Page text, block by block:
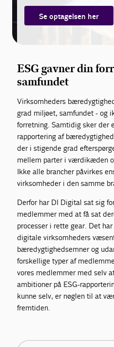
Se optagelsen her
ESG gavner din
samfundet
Virksomheders
grad miljøet, samfundet - og
forretning. Samtidig sker der
rapportering af
der i stigende grad
mellem parter i værdikæden
Ikke alle brancher påvirkes
virksomheder i den samme
Derfor har DI Digital sat sig
medlemmer med at få sat
processer i rette gear. Det
digitale virksomheders
bæredygtighedsemner og
forskellige typer af
vores medlemmer med selv
ambitioner på ESG-
kunne selv, er nøglen til at
fremtiden.